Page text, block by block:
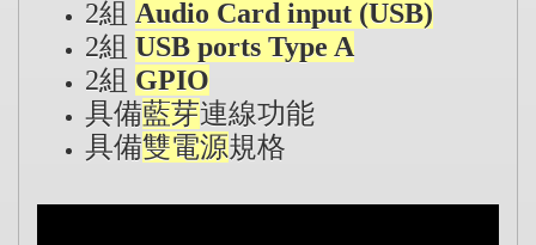
2組 Audio Card input (USB)
2組 USB ports Type A
2組 GPIO
具備藍芽連線功能
具備雙電源規格